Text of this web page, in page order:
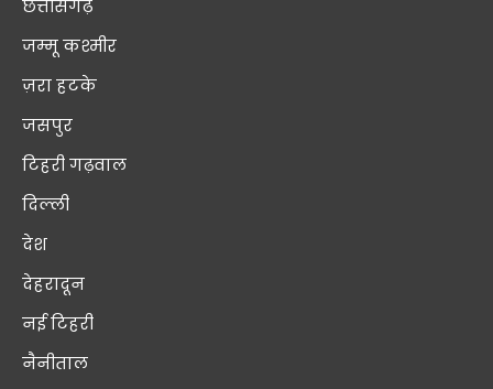
छत्तीसगढ़
जम्मू कश्मीर
ज़रा हटके
जसपुर
टिहरी गढ़वाल
दिल्ली
देश
देहरादून
नई टिहरी
नैनीताल